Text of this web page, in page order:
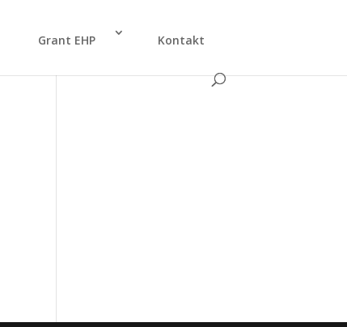
Grant EHP Kon­takt